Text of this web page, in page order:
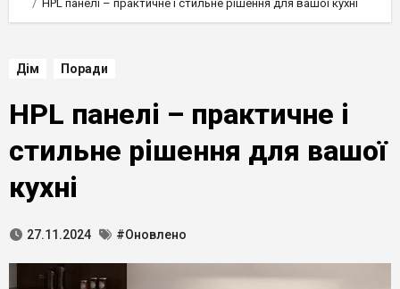
HPL панелі – практичне і стильне рішення для вашої кухні
Дім Поради
HPL панелі – практичне і
стильне рішення для вашої
кухні
27.11.2024 #Оновлено